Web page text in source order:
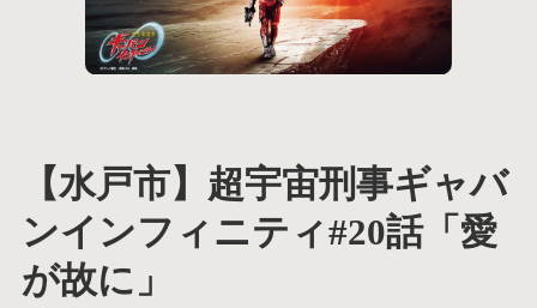
【水戸市】超宇宙刑事ギャバ
ンインフィニティ#20話「愛
が故に」